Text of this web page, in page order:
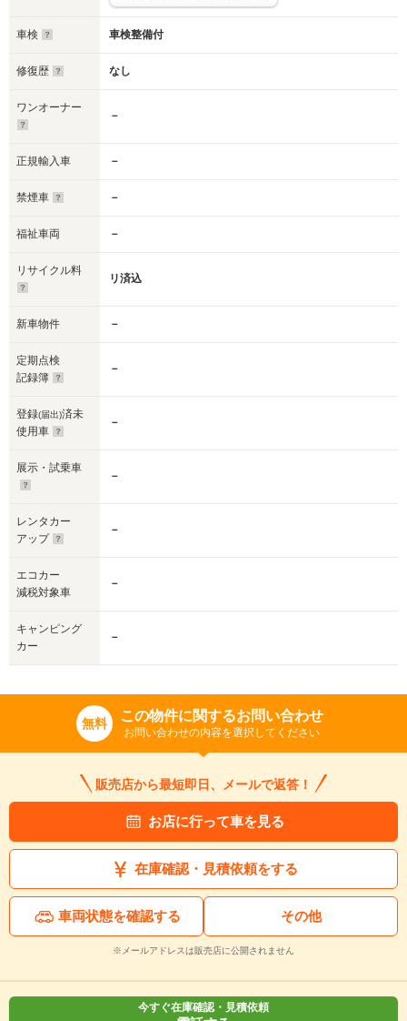
車検 車検整備付
修復歴 なし
ワンオーナー
－
正規輸入車 －
禁煙車 －
福祉車両 －
リサイクル料
リ済込
新車物件 －
定期点検
記録簿
－
登録(届出)済未
使用車
－
展示・試乗車
－
レンタカー
アップ
－
エコカー
減税対象車
－
キャンピング
カー
－
無料 この物件に関するお問い合わせ
お問い合わせの内容を選択してください
販売店から最短即日、メールで返答！
お店に行って車を見る
在庫確認・見積依頼をする
車両状態を確認する その他
※メールアドレスは販売店に公開されません
今すぐ在庫確認・見積依頼